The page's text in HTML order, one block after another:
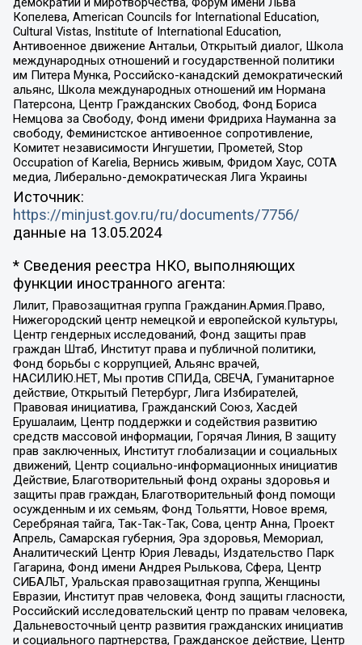
Копелева, American Councils for International Education,
Cultural Vistas, Institute of International Education,
Антивоенное движение Антальи, Открытый диалог, Школа
международных отношений и государственной политики
им Питера Мунка, Российско-канадский демократический
альянс, Школа международных отношений им Нормана
Патерсона, Центр Гражданских Свобод, Фонд Бориса
Немцова за Свободу, Фонд имени Фридриха Науманна за
свободу, Феминистское антивоенное сопротивление,
Комитет независимости Ингушетии, Прометей, Stop
Occupation of Karelia, Вернись живым, Фридом Хаус, СОТА
медиа, Либерально-демократическая Лига Украины
Источник:
https://minjust.gov.ru/ru/documents/7756/
данные на 13.05.2024
* Сведения реестра НКО, выполняющих
функции иностранного агента:
Лилит, Правозащитная группа Гражданин.Армия.Право,
Нижегородский центр немецкой и европейской культуры,
Центр гендерных исследований, Фонд защиты прав
граждан Штаб, Институт права и публичной политики,
Фонд борьбы с коррупцией, Альянс врачей,
НАСИЛИЮ.НЕТ, Мы против СПИДа, СВЕЧА, Гуманитарное
действие, Открытый Петербург, Лига Избирателей,
Правовая инициатива, Гражданский Союз, Хасдей
Ерушалаим, Центр поддержки и содействия развитию
средств массовой информации, Горячая Линия, В защиту
прав заключенных, Институт глобализации и социальных
движений, Центр социально-информационных инициатив
Действие, Благотворительный фонд охраны здоровья и
защиты прав граждан, Благотворительный фонд помощи
осужденным и их семьям, Фонд Тольятти, Новое время,
Серебряная тайга, Так-Так-Так, Сова, центр Анна, Проект
Апрель, Самарская губерния, Эра здоровья, Мемориал,
Аналитический Центр Юрия Левады, Издательство Парк
Гагарина, Фонд имени Андрея Рылькова, Сфера, Центр
СИБАЛЬТ, Уральская правозащитная группа, Женщины
Евразии, Институт прав человека, Фонд защиты гласности,
Российский исследовательский центр по правам человека,
Дальневосточный центр развития гражданских инициатив
и социального партнерства, Гражданское действие, Центр